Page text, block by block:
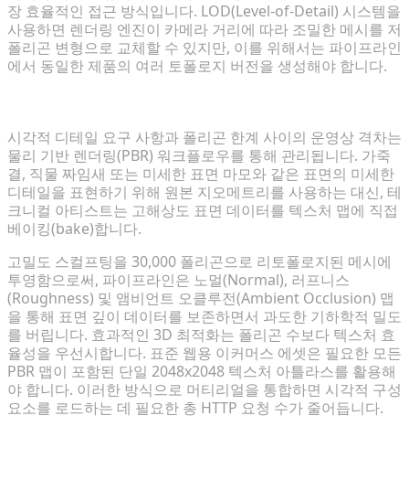
장 효율적인 접근 방식입니다. LOD(Level-of-Detail) 시스템을
사용하면 렌더링 엔진이 카메라 거리에 따라 조밀한 메시를 저
폴리곤 변형으로 교체할 수 있지만, 이를 위해서는 파이프라인
에서 동일한 제품의 여러 토폴로지 버전을 생성해야 합니다.
시각적 디테일 요구 사항과 폴리곤 한계 사이의 운영상 격차는
물리 기반 렌더링(PBR) 워크플로우를 통해 관리됩니다. 가죽
결, 직물 짜임새 또는 미세한 표면 마모와 같은 표면의 미세한
디테일을 표현하기 위해 원본 지오메트리를 사용하는 대신, 테
크니컬 아티스트는 고해상도 표면 데이터를 텍스처 맵에 직접
베이킹(bake)합니다.
고밀도 스컬프팅을 30,000 폴리곤으로 리토폴로지된 메시에
투영함으로써, 파이프라인은 노멀(Normal), 러프니스
(Roughness) 및 앰비언트 오클루전(Ambient Occlusion) 맵
을 통해 표면 깊이 데이터를 보존하면서 과도한 기하학적 밀도
를 버립니다. 효과적인 3D 최적화는 폴리곤 수보다 텍스처 효
율성을 우선시합니다. 표준 웹용 이커머스 에셋은 필요한 모든
PBR 맵이 포함된 단일 2048x2048 텍스처 아틀라스를 활용해
야 합니다. 이러한 방식으로 머티리얼을 통합하면 시각적 구성
요소를 로드하는 데 필요한 총 HTTP 요청 수가 줄어듭니다.